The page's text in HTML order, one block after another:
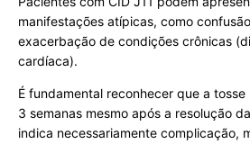
manifestações atípicas, como
exacerbação de condições crônicas
cardíaca).
É fundamental reconhecer que a
3 semanas mesmo após a resolução
indica necessariamente complicação,